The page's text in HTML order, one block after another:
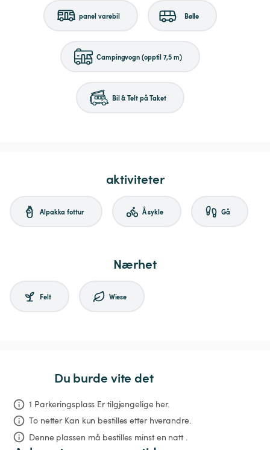
panel varebil Bølle
Campingvogn (opptil 7,5 m)
Bil & Telt på Taket
aktiviteter
Alpakka fottur Å sykle Gå
Nærhet
Felt Wiese
Du burde vite det
1 Parkeringsplass Er tilgjengelige her.
To netter Kan kun bestilles etter hverandre.
Denne plassen må bestilles minst en natt .